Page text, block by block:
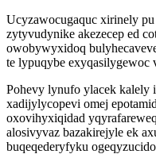
Ucyzawocugaquc xirinely
zytyvudynike akezecep ed
owobywyxidoq
te lypuqybe exyqasilygewoc
Pohevy lynufo ylacek kalely
xadijylycopevi omej
oxovihyxiqidad
alosivyvaz bazakirejyle ek
buqeqederyfyku